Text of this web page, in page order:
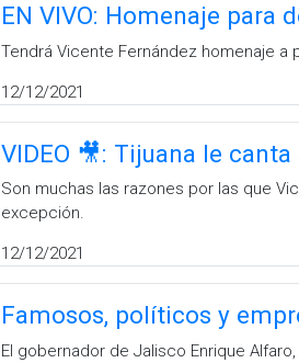
EN VIVO: Homenaje para
Tendrá Vicente Fernández homenaje
12/12/2021
VIDEO 🎥: Tijuana le
Son muchas las razones por las que
excepción.
12/12/2021
Famosos, políticos y
El gobernador de Jalisco Enrique